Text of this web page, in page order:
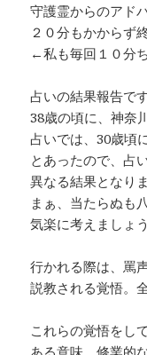
守護霊からのアド
２０分もかからず
←私も毎回１０分
占いの結果報告です
38歳の頃に、神奈
占いでは、30歳頃
とあったので、占
異なる結果となり
まぁ、当たらぬも
気楽に考えましょう
行かれる際は、罵
説教される覚悟。
これらの覚悟をし
ある意味、修業的